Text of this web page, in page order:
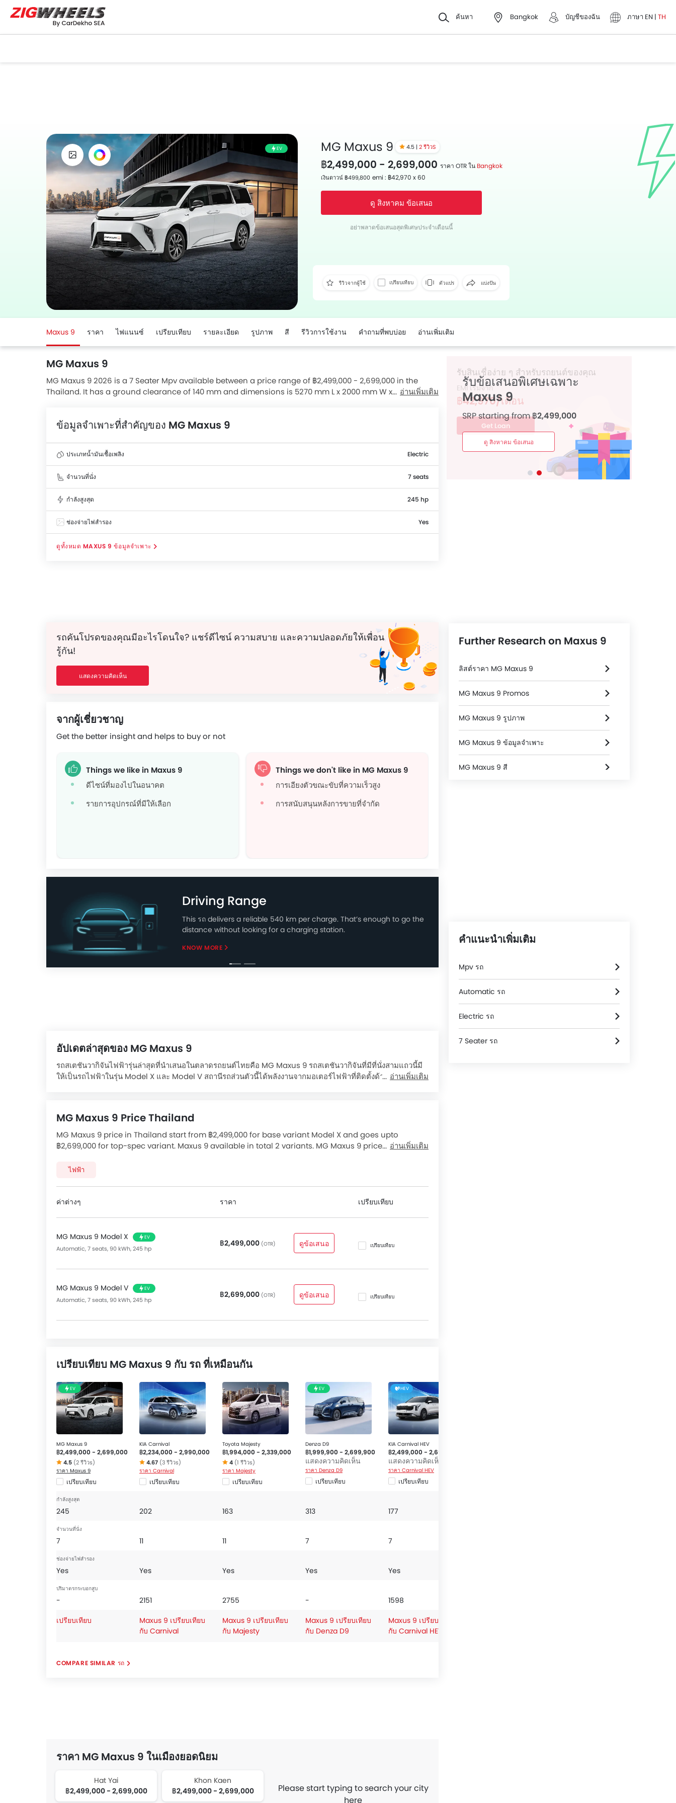
ค้นหา Bangkok บัญชีของฉัน ภาษา EN | TH
EV MG Maxus 9 4.5 | 2 รีวิวS
฿2,499,000 - 2,699,000 ราคา OTR ใน Bangkok
เงินดาวน์ ฿499,800 emi : ฿42,970 x 60
ดู สิงหาคม ข้อเสนอ
อย่าพลาดข้อเสนอสุดพิเศษประจำเดือนนี้
รีวิวจากผู้ใช้ เปรียบเทียบ ตัวแปร แบ่งปัน
Maxus 9 ราคา ไฟแนนซ์ เปรียบเทียบ รายละเอียด รูปภาพ สี รีวิวการใช้งาน คำถามที่พบบ่อย อ่านเพิ่มเติม
MG Maxus 9
MG Maxus 9 2026 is a 7 Seater Mpv available between a price range of ฿2,499,000 - 2,699,000 in the
Thailand. It has a ground clearance of 140 mm and dimensions is 5270 mm L x 2000 mm W x 1840 mm H.
อ่านเพิ่มเติม
ข้อมูลจำเพาะที่สำคัญของ MG Maxus 9
ประเภทน้ำมันเชื้อเพลิง Electric
จำนวนที่นั่ง 7 seats
กำลังสูงสุด 245 hp
ช่องจ่ายไฟสำรอง Yes
MAXUS 9 ข้อมูลจำเพาะ
รถคันโปรดของคุณมีอะไรโดนใจ? แชร์ดีไซน์ ความสบาย และความปลอดภัยให้เพื่อน
รู้กัน!
แสดงความคิดเห็น
จากผู้เชี่ยวชาญ
Get the better insight and helps to buy or not
Things we like in Maxus 9
ดีไซน์ที่มองไปในอนาคต
รายการอุปกรณ์ที่มีให้เลือก
Things we don't like in MG Maxus 9
การเอียงตัวขณะขับที่ความเร็วสูง
การสนับสนุนหลังการขายที่จำกัด
Driving Range
This รถ delivers a reliable 540 km per charge. That’s enough to go the
distance without looking for a charging station.
KNOW MORE
อัปเดตล่าสุดของ MG Maxus 9
รถสเตชันวากิจันไฟฟ้ารุ่นล่าสุดที่นำเสนอในตลาดรถยนต์ไทยคือ MG Maxus 9 รถสเตชันวากิจันที่มีที่นั่งสามแถวนี้มี
ให้เป็นรถไฟฟ้าในรุ่น Model X และ Model V สถานีรถส่วนตัวนี้ได้พลังงานจากมอเตอร์ไฟฟ้าที่ติดตั้งด้านหน้า ที่ให้
There are 2 variants available of Maxus 9: Model X and Model V.
The feature list of Maxus 9 includes เซ็นทรัลล็อค, ระบบสัญญาณกันขโมย, ระบบกุญแจนิรภัย, ระบบล็อคประตู
รถ and ระบบสัญญานกันขโมย in terms of security.
Features for Comfort & Convenience include ระบบควบคุมประตูแบบอัจฉริยะ, ระบบปรับอากาศ, กระจก
ร้อน, ช่องปรับอากาศตอนหลัง, ระบบสตาร์ทเครื่องยนต์แบบอัจฉริยะ, เบาะนั่งปรับระดับได้, พนักพิงด้านคนขับปรับ สูง
/ ต่ำ, ระบบทำความร้อนสำหรับเบาะหน้า, ระบบทำความร้อนสำหรับเบาะหลัง, กระจกมองข้างพับไฟฟ้า, ระบบ เปิด /
ปิด ไฟหน้าอัตโนมัติ, ระบบปิดไฟหน้าอัตโนมัติ, ช่องจ่ายไฟสำรอง, พวงมาลัยไฟฟ้า, สวิตช์ควบคุมเครื่องเสียงบนพวง
มาลัย, เบาะนั่งผู้โดยสารด้านหลังสามารถพับได้, ไฟเตือนระดับน้ำมันเชื้อเพลิงต่ำ, ไฟส่องสว่างภายในห้องโดยสาร, ที่
รองศีรษะผู้โดยสารตอนหลัง, ที่พักแขนตรงกลางเบาะหลัง, ที่วางแก้วน้ำด้านหน้า, ที่วางแก้วน้ำด้านหลัง, ที่วางขวดน้ำ,
ไฟส่องสว่างห้องสัมภาระท้าย, แผงบังแดดพร้อมกระจกแต่งหน้า and ที่พักแขนคอนโซลกลาง.
The interior features include หน้าปัดบอกระยะทางแบบมัลติทริป, เบาะหนัง, พวงมาลัยหุ้มหนัง, นาฬิกาแบบ
ดิจิตอล, หน้าปัดบอกระยะทางแบบดิจิตอล, เบาะนั่งปรับไฟฟ้า, โหมดการขับขี่แบบ and ไฟนำทางอัจฉริยะ.
ระบบปัดน้ำฝนอัตโนมัติ, ระบบปัดน้ำฝนด้านหลัง, ระบบไล่ฝ้ากระจกหลัง, ล้ออัลลอย, สปอยเลอร์หลัง, ซันรูฟ, กระจก
ล้อล็อก, ระบบเสริมแรงเบรก, ระบบกระจายแรงเบรก, ระบบช่วยควบคุมการทรงตัวขณะเข้าโค้ง, เข็มขัดนิรภัยสำหรับผู้
กล้องส่องภาพด้านหลัง, สัญญาณกะระยะถอยหลัง, เซ็นเซอร์ตรวจจับการชน, คานเหล็กด้านข้างรถ and ไฟเตือนประตู
และฝากระโปรงท้าย.
The Maxus 9 Competitors are:Toyota MajestyandDenza D9.
อ่านเพิ่มเติม
MG Maxus 9 Price Thailand
MG Maxus 9 price in Thailand start from ฿2,499,000 for base variant Model X and goes upto
฿2,699,000 for top-spec variant. Maxus 9 available in total 2 variants. MG Maxus 9 price for
prices and promos available.
อ่านเพิ่มเติม
ไฟฟ้า
ค่าต่างๆ ราคา เปรียบเทียบ
MG Maxus 9 Model X EV
Automatic, 7 seats, 90 kWh, 245 hp
฿2,499,000 (OTR) ดูข้อเสนอ เปรียบเทียบ
MG Maxus 9 Model V EV
Automatic, 7 seats, 90 kWh, 245 hp
฿2,699,000 (OTR) ดูข้อเสนอ เปรียบเทียบ
เปรียบเทียบ MG Maxus 9 กับ รถ ที่เหมือนกัน
EV
MG Maxus 9
฿2,499,000 - 2,699,000
4.5 (2 รีวิวs)
ราคา Maxus 9
เปรียบเทียบ
KIA Carnival
฿2,234,000 - 2,990,000
4.67 (3 รีวิวs)
ราคา Carnival
เปรียบเทียบ
Toyota Majesty
฿1,994,000 - 2,339,000
4 (1 รีวิวs)
ราคา Majesty
เปรียบเทียบ
EV
Denza D9
฿1,999,900 - 2,699,900
แสดงความคิดเห็น
ราคา Denza D9
เปรียบเทียบ
HEV
KIA Carnival HEV
฿2,499,000 - 2,699,000
แสดงความคิดเห็น
ราคา Carnival HEV
เปรียบเทียบ
กำลังสูงสุด
245 202 163 313 177
จำนวนที่นั่ง
7 11 11 7 7
ช่องจ่ายไฟสำรอง
Yes Yes Yes Yes Yes
ปริมาตรกระบอกสูบ
- 2151 2755 -
1598
เปรียบเทียบ
Maxus 9 เปรียบเทียบ
กับ Carnival
Maxus 9 เปรียบเทียบ
กับ Majesty
Maxus 9 เปรียบเทียบ
กับ Denza D9
Maxus 9 เปรียบเทียบ
กับ Carnival HEV
COMPARE SIMILAR รถ
ราคา MG Maxus 9 ในเมืองยอดนิยม
Hat Yai
฿2,499,000 - 2,699,000
Khon Kaen
฿2,499,000 - 2,699,000
Please start typing to search your city
here
รับข้อเสนอพิเศษเฉพาะ
Maxus 9
SRP starting from฿2,499,000
ดู สิงหาคม ข้อเสนอ
Further Research on Maxus 9
ลิสต์ราคา MG Maxus 9
MG Maxus 9 Promos
MG Maxus 9 รูปภาพ
MG Maxus 9 ข้อมูลจำเพาะ
MG Maxus 9 สี
คำแนะนำเพิ่มเติม
Mpv รถ
Automatic รถ
Electric รถ
7 Seater รถ